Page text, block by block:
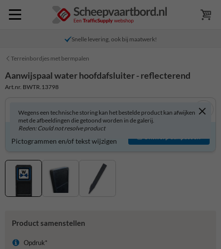
Snelle levering, ook bij maatwerk!
Terreinbordjes met bermpalen
Aanwijspaal water hoofdafsluiter - reflecterend
Art.nr. BWTR.13798
Wegens een technische storing kan het bestelde product kan afwijken
met de afbeeldingen die getoond worden in de galerij.
Reden: Could not resolve product
Product zelf aanpassen?
Pictogrammen en/of tekst wijzigen
Ontwerp aanpassen
Product samenstellen
Opdruk*